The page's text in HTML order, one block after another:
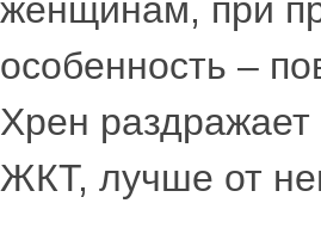
женщинам, при
особенность –
Хрен раздражает
ЖКТ, лучше от